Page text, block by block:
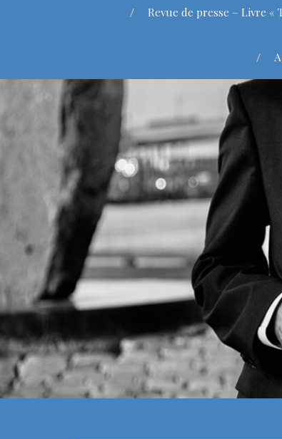
Revue de presse – Livre «